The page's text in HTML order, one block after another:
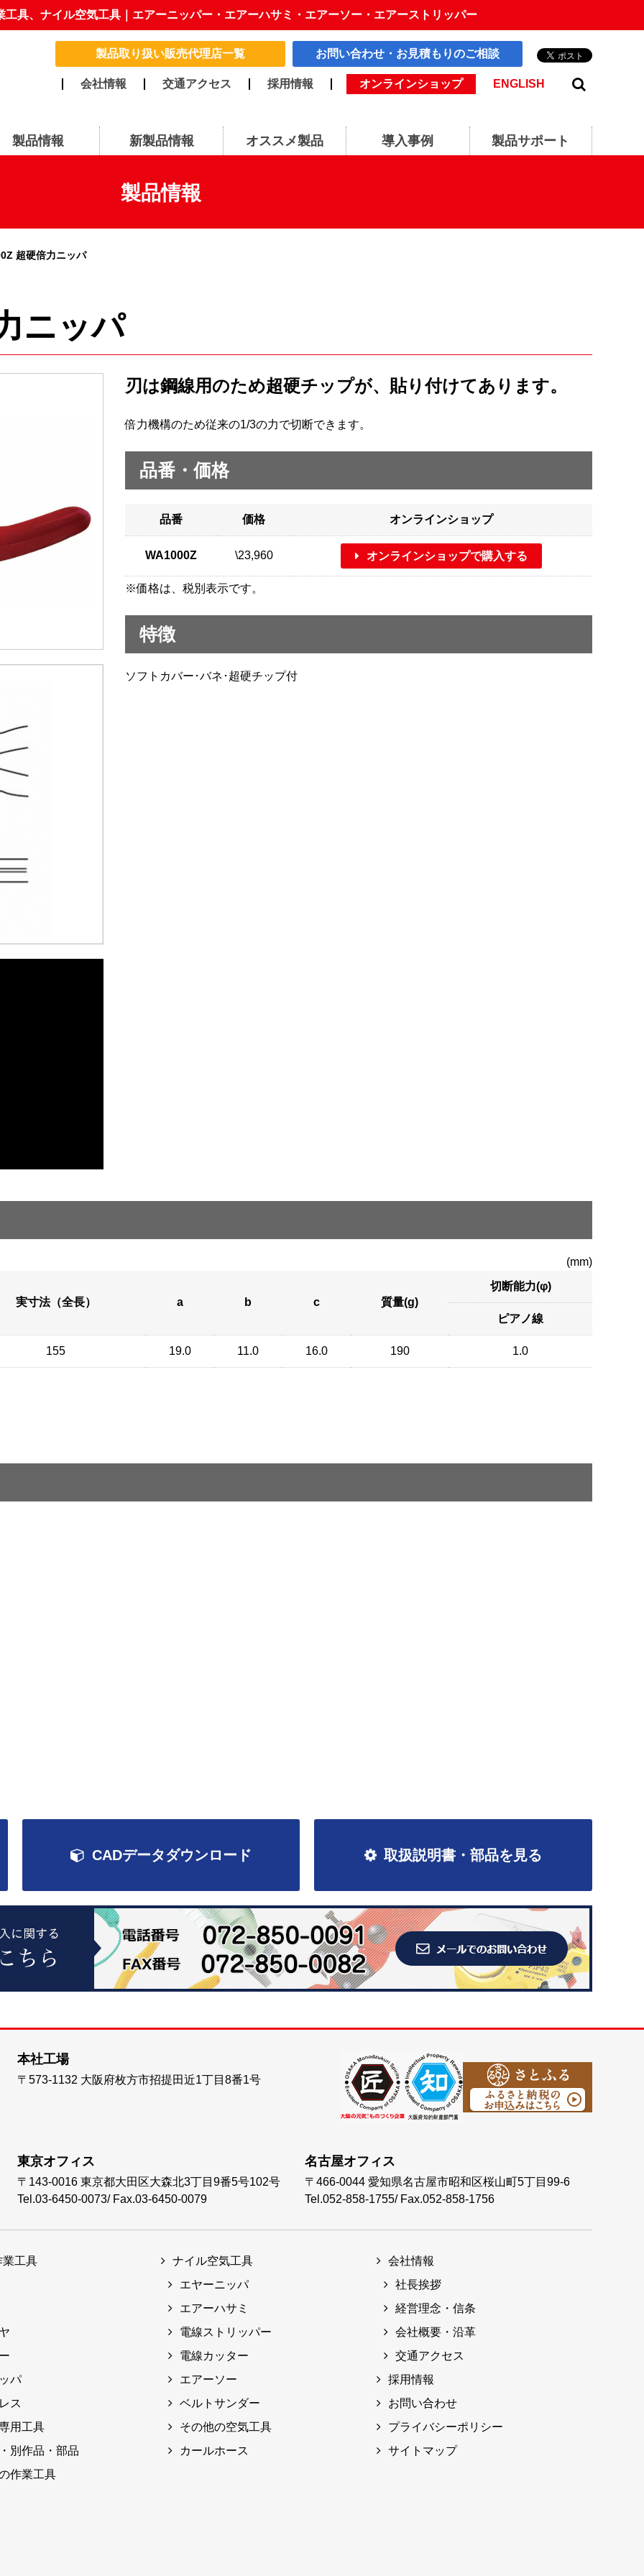
具、ナイル空気工具｜エアーニッパー・エアーハサミ・エアーソー・エアーストリッパー
製品取り扱い販売代理店一覧 お問い合わせ・お見積もりのご相談
会社情報 交通アクセス 採用情報 オンラインショップ ENGLISH
製品情報 新製品情報 オススメ製品 導入事例 製品サポート
製品情報
超硬倍力ニッパ
ニッパ
刃は鋼線用のため超硬チップが、貼り付けてあります。
倍力機構のため従来の1/3の力で切断できます。
品番・価格
品番 価格 オンラインショップ
WA1000Z \23,960 オンラインショップで購入する
※価格は、税別表示です。
特徴
ソフトカバー･バネ･超硬チップ付
(mm)
実寸法（全長） a b c 質量(g)
切断能力(φ)
ピアノ線
155 19.0 11.0 16.0 190 1.0
CADデータダウンロード 取扱説明書・部品を見る
本社工場
〒573-1132 大阪府枚方市招提田近1丁目8番1号
東京オフィス
〒143-0016 東京都大田区大森北3丁目9番5号102号
Tel.03-6450-0073/ Fax.03-6450-0079
名古屋オフィス
〒466-0044 愛知県名古屋市昭和区桜山町5丁目99-6
Tel.052-858-1755/ Fax.052-858-1756
業工具
パ
ス
用工具
別作品・部品
作業工具
ナイル空気工具
エヤーニッパ
エアーハサミ
電線ストリッパー
電線カッター
エアーソー
ベルトサンダー
その他の空気工具
カールホース
会社情報
社長挨拶
経営理念・信条
会社概要・沿革
交通アクセス
採用情報
お問い合わせ
プライバシーポリシー
サイトマップ